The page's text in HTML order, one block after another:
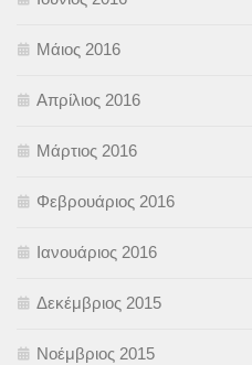
Μάιος 2016
Απρίλιος 2016
Μάρτιος 2016
Φεβρουάριος 2016
Ιανουάριος 2016
Δεκέμβριος 2015
Νοέμβριος 2015